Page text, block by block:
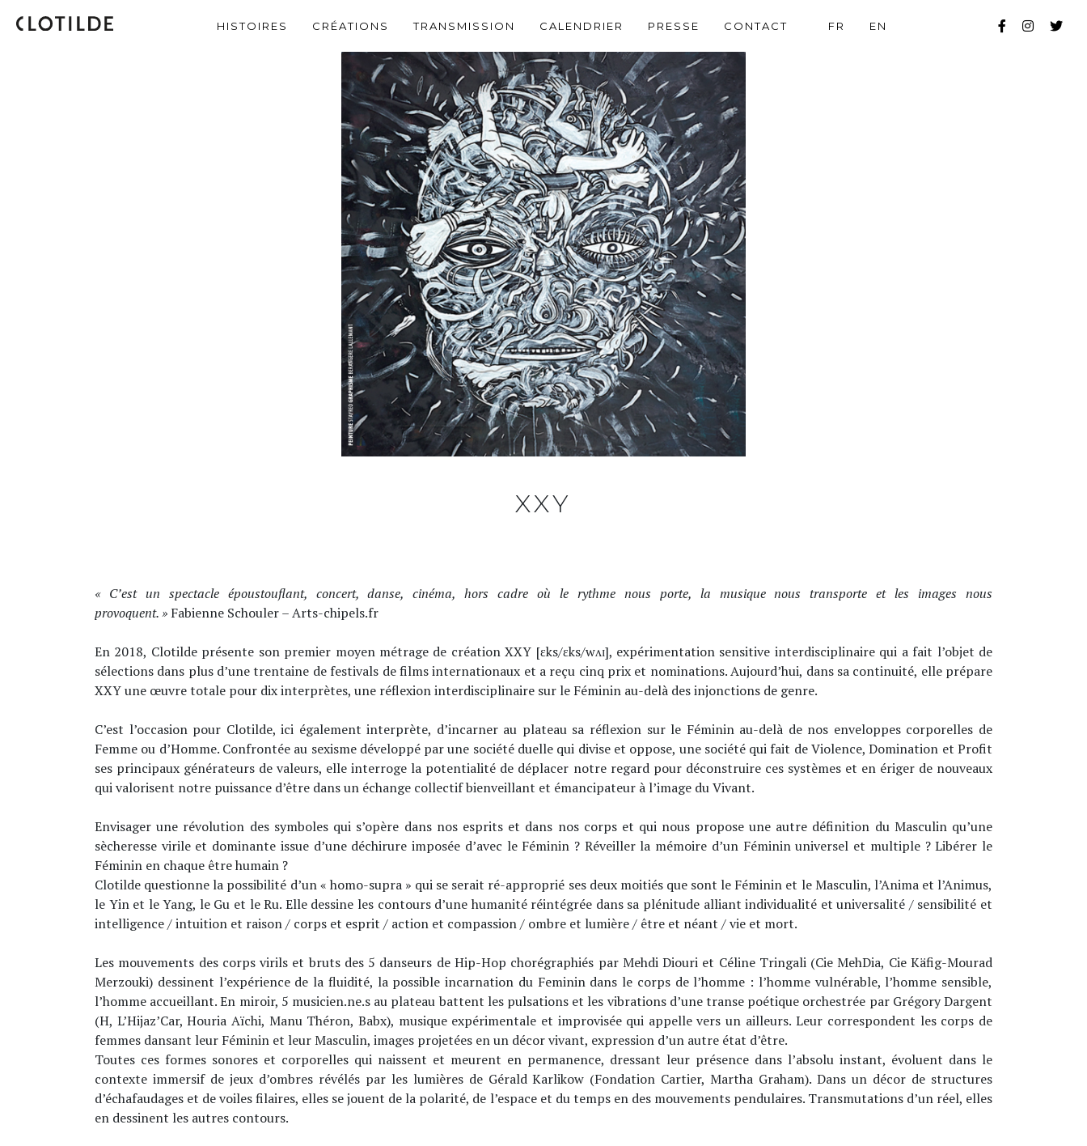
HISTOIRES CRÉATIONS TRANSMISSION CALENDRIER PRESSE CONTACT FR EN
XXY
« C’est un spectacle époustouflant, concert, danse, cinéma, hors cadre où le rythme nous porte, la musique nous transporte et les images nous
provoquent. » Fabienne Schouler – Arts-chipels.fr
En 2018, Clotilde présente son premier moyen métrage de création XXY [ɛks/ɛks/wʌɪ], expérimentation sensitive interdisciplinaire qui a fait l’objet de
sélections dans plus d’une trentaine de festivals de films internationaux et a reçu cinq prix et nominations. Aujourd’hui, dans sa continuité, elle prépare
XXY une œuvre totale pour dix interprètes, une réflexion interdisciplinaire sur le Féminin au-delà des injonctions de genre.
C’est l’occasion pour Clotilde, ici également interprète, d’incarner au plateau sa réflexion sur le Féminin au-delà de nos enveloppes corporelles de
Femme ou d’Homme. Confrontée au sexisme développé par une société duelle qui divise et oppose, une société qui fait de Violence, Domination et Profit
ses principaux générateurs de valeurs, elle interroge la potentialité de déplacer notre regard pour déconstruire ces systèmes et en ériger de nouveaux
qui valorisent notre puissance d’être dans un échange collectif bienveillant et émancipateur à l’image du Vivant.
Envisager une révolution des symboles qui s’opère dans nos esprits et dans nos corps et qui nous propose une autre définition du Masculin qu’une
sècheresse virile et dominante issue d’une déchirure imposée d’avec le Féminin ? Réveiller la mémoire d’un Féminin universel et multiple ? Libérer le
Féminin en chaque être humain ?
Clotilde questionne la possibilité d’un « homo-supra » qui se serait ré-approprié ses deux moitiés que sont le Féminin et le Masculin, l’Anima et l’Animus,
le Yin et le Yang, le Gu et le Ru. Elle dessine les contours d’une humanité réintégrée dans sa plénitude alliant individualité et universalité / sensibilité et
intelligence / intuition et raison / corps et esprit / action et compassion / ombre et lumière / être et néant / vie et mort.
Les mouvements des corps virils et bruts des 5 danseurs de Hip-Hop chorégraphiés par Mehdi Diouri et Céline Tringali (Cie MehDia, Cie Käfig-Mourad
Merzouki) dessinent l’expérience de la fluidité, la possible incarnation du Feminin dans le corps de l’homme : l’homme vulnérable, l’homme sensible,
l’homme accueillant. En miroir, 5 musicien.ne.s au plateau battent les pulsations et les vibrations d’une transe poétique orchestrée par Grégory Dargent
(H, L’Hijaz’Car, Houria Aïchi, Manu Théron, Babx), musique expérimentale et improvisée qui appelle vers un ailleurs. Leur correspondent les corps de
femmes dansant leur Féminin et leur Masculin, images projetées en un décor vivant, expression d’un autre état d’être.
Toutes ces formes sonores et corporelles qui naissent et meurent en permanence, dressant leur présence dans l’absolu instant, évoluent dans le
contexte immersif de jeux d’ombres révélés par les lumières de Gérald Karlikow (Fondation Cartier, Martha Graham). Dans un décor de structures
d’échafaudages et de voiles filaires, elles se jouent de la polarité, de l’espace et du temps en des mouvements pendulaires. Transmutations d’un réel, elles
en dessinent les autres contours.